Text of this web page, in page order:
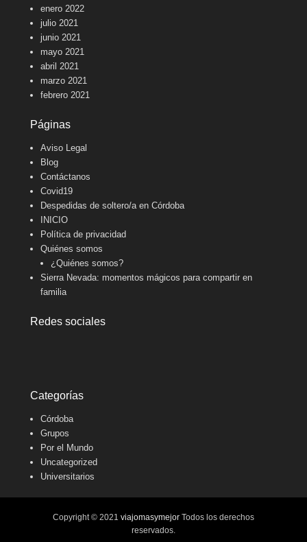
enero 2022
julio 2021
junio 2021
mayo 2021
abril 2021
marzo 2021
febrero 2021
Páginas
Aviso Legal
Blog
Contáctanos
Covid19
Despedidas de soltero/a en Córdoba
INICIO
Política de privacidad
Quiénes somos
¿Quiénes somos?
Sierra Nevada: momentos mágicos para compartir en
familia
Redes sociales
Categorías
Córdoba
Grupos
Por el Mundo
Uncategorized
Universitarios
Copyright © 2021 viajomasymejor Todos los derechos
reservados.